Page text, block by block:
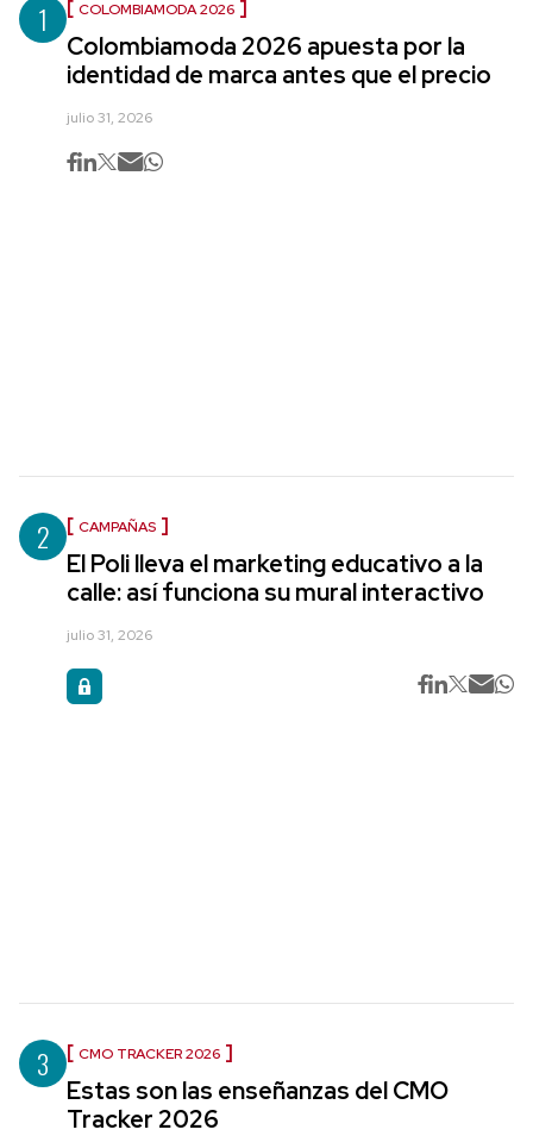
1 COLOMBIAMODA 2026
Colombiamoda 2026 apuesta por la
identidad de marca antes que el precio
julio 31, 2026
2 CAMPAÑAS
El Poli lleva el marketing educativo a la
calle: así funciona su mural interactivo
julio 31, 2026
3 CMO TRACKER 2026
Estas son las enseñanzas del CMO
Tracker 2026